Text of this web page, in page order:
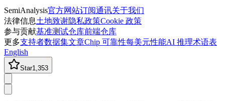
SemiAnalysis官方网站订阅通讯关于我们
法律信息土地致谢隐私政策Cookie 政策
参与贡献基准测试仓库前端仓库
更多支持者数据集文章Chip 可靠性每美元性能AI 推理术语表
English
Star1,353